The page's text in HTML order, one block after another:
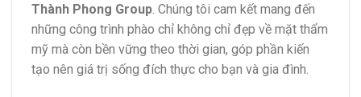
Thành Phong Group . Chúng tôi cam kết mang đến
những công trình phào chỉ không chỉ đẹp về mặt thẩm
mỹ mà còn bền vững theo thời gian, góp phần kiến
tạo nên giá trị sống đích thực cho bạn và gia đình.